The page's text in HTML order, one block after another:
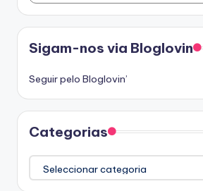
Sigam-nos via Bloglovin
Seguir pelo Bloglovin’
Categorias